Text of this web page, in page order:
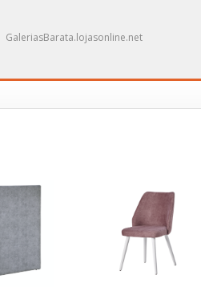
GaleriasBarata.lojasonline.net